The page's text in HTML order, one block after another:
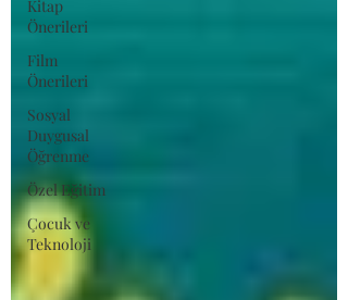
Kitap
Önerileri
Film
Önerileri
Sosyal
Duygusal
Öğrenme
Özel Eğitim
Çocuk ve
Teknoloji